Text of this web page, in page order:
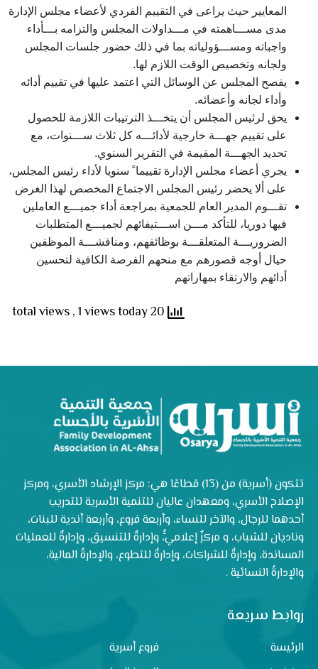
المعايير حيث يراعى في التقييم الفردي لأعضاء مجلس الإدارة
مدى مســـاهمته في مـــداولات المجلس والتزامه بـــأداء
واجباته ومســـؤولياته بما في ذلك حضور جلسات المجلس
ولجانه وتخصيص الوقت اللازم لها.
يفصح المجلس عن الوسائل التي اعتمد عليها في تقييم أدائه
وأداء لجانه وأعضائه.
يحق لرئيس المجلس أن يتخـــذ الترتيبات اللازمة للحصول
على تقييم جهـــة خارجية لأدائـــه كل ثلاث ســـنوات، مع
تحديد الجهـــة المقيمة في التقرير السنوي.
يجري أعضاء مجلس الإدارة تقييما ً سنويا لأداء رئيس المجلس،
على ألا يحضر رئيس المجلس الاجتماع المخصص لهذا الغرض
تقـــوم المدير العام للجمعية بمراجعة أداء جميـــع العاملين
فيها دوريا، للتأكد مـــن اســـتيفائهم لجميـــع المتطلبات
الضروريـــة المتعلقـــة بوظائفهم، ومناقشـــة الموظفين
حيال أوجه قصورهم مع منحهم الفرصة الكافية لتحسين
أدائهم والارتقاء بمهاراتهم
, 1 views today
تتكون (أسرية) من (13) قطاعًا هي: مركز الإرشاد الأسري، ومركز
الإصلاح الأسري، ومعهدان عاليان للتنمية الأسرية للتدريب
أحدهما للرجال، والآخر للنساء، وأربعة فروع، وأربعة أندية للبنات،
وناديان للشباب، و مركزٌ إعلاميٌّ، وإدارةٌ للتنسيق، وإدارةٌ للعمليات
المساندة، وإدارةٌ للشراكات، وإدارةٌ للتطوع، والإدارةُ المالية،
والإدارةُ النسائية .
روابط سريعة
الرئيسة
فروع أسرية